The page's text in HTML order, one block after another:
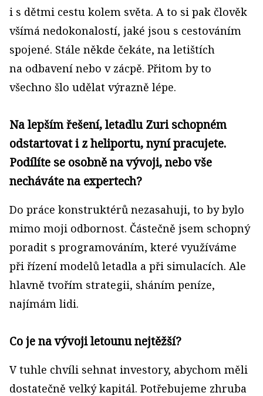
i s dětmi cestu kolem světa. A to si pak člověk
všímá nedokonalostí, jaké jsou s cestováním
spojené. Stále někde čekáte, na letištích
na odbavení nebo v zácpě. Přitom by to
všechno šlo udělat výrazně lépe.
Na lepším řešení, letadlu Zuri schopném
odstartovat i z heliportu, nyní pracujete.
Podílíte se osobně na vývoji, nebo vše
necháváte na expertech?
Do práce konstruktérů nezasahuji, to by bylo
mimo moji odbornost. Částečně jsem schopný
poradit s programováním, které využíváme
při řízení modelů letadla a při simulacích. Ale
hlavně tvořím strategii, sháním peníze,
najímám lidi.
Co je na vývoji letounu nejtěžší?
V tuhle chvíli sehnat investory, abychom měli
dostatečně velký kapitál. Potřebujeme zhruba